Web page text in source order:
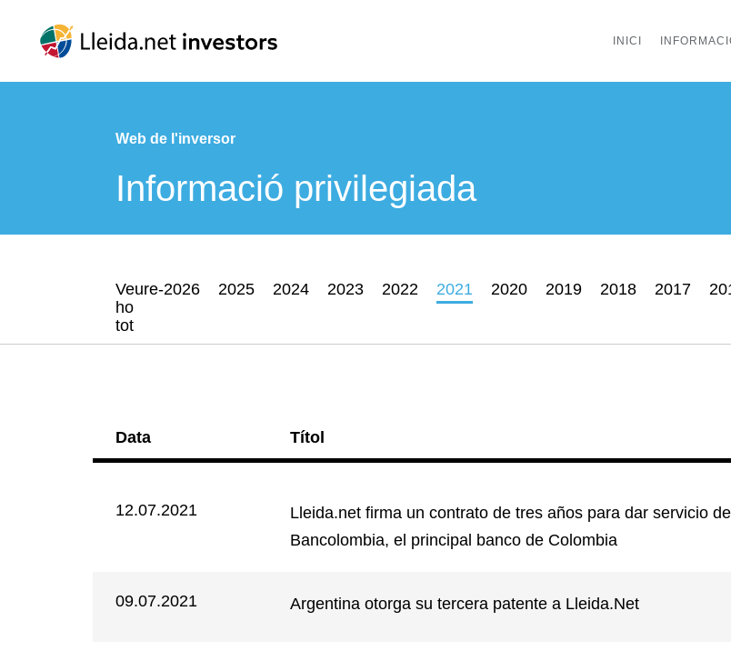
INICI
Web de l'inversor
Informació privilegiada
Veure-
ho
tot
2026 2025 2024 2023 2022 2021 2020 2019 2018 2017
Data Títol
12.07.2021
Lleida.net firma un contrato de tres años para dar servicio
Bancolombia, el principal banco de Colombia
09.07.2021 Argentina otorga su tercera patente a Lleida.Net